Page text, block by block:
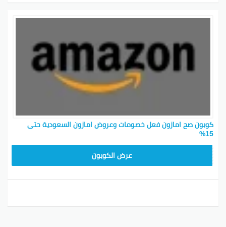
كوبون صح امازون فعل خصومات وعروض امازون السعودية حتى
15%
عرض الكوبون